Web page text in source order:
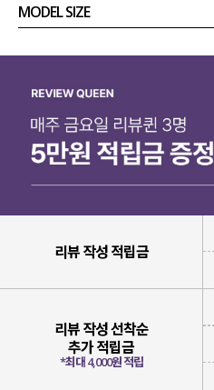
▶ 여리한 무드
위에 3가지 키워드로
편안함과 스타일을
데일리
MODEL SIZE
리뷰 작성 적립금
리뷰 작성 선착순
추가 적립금
*최대 4,000원 적립